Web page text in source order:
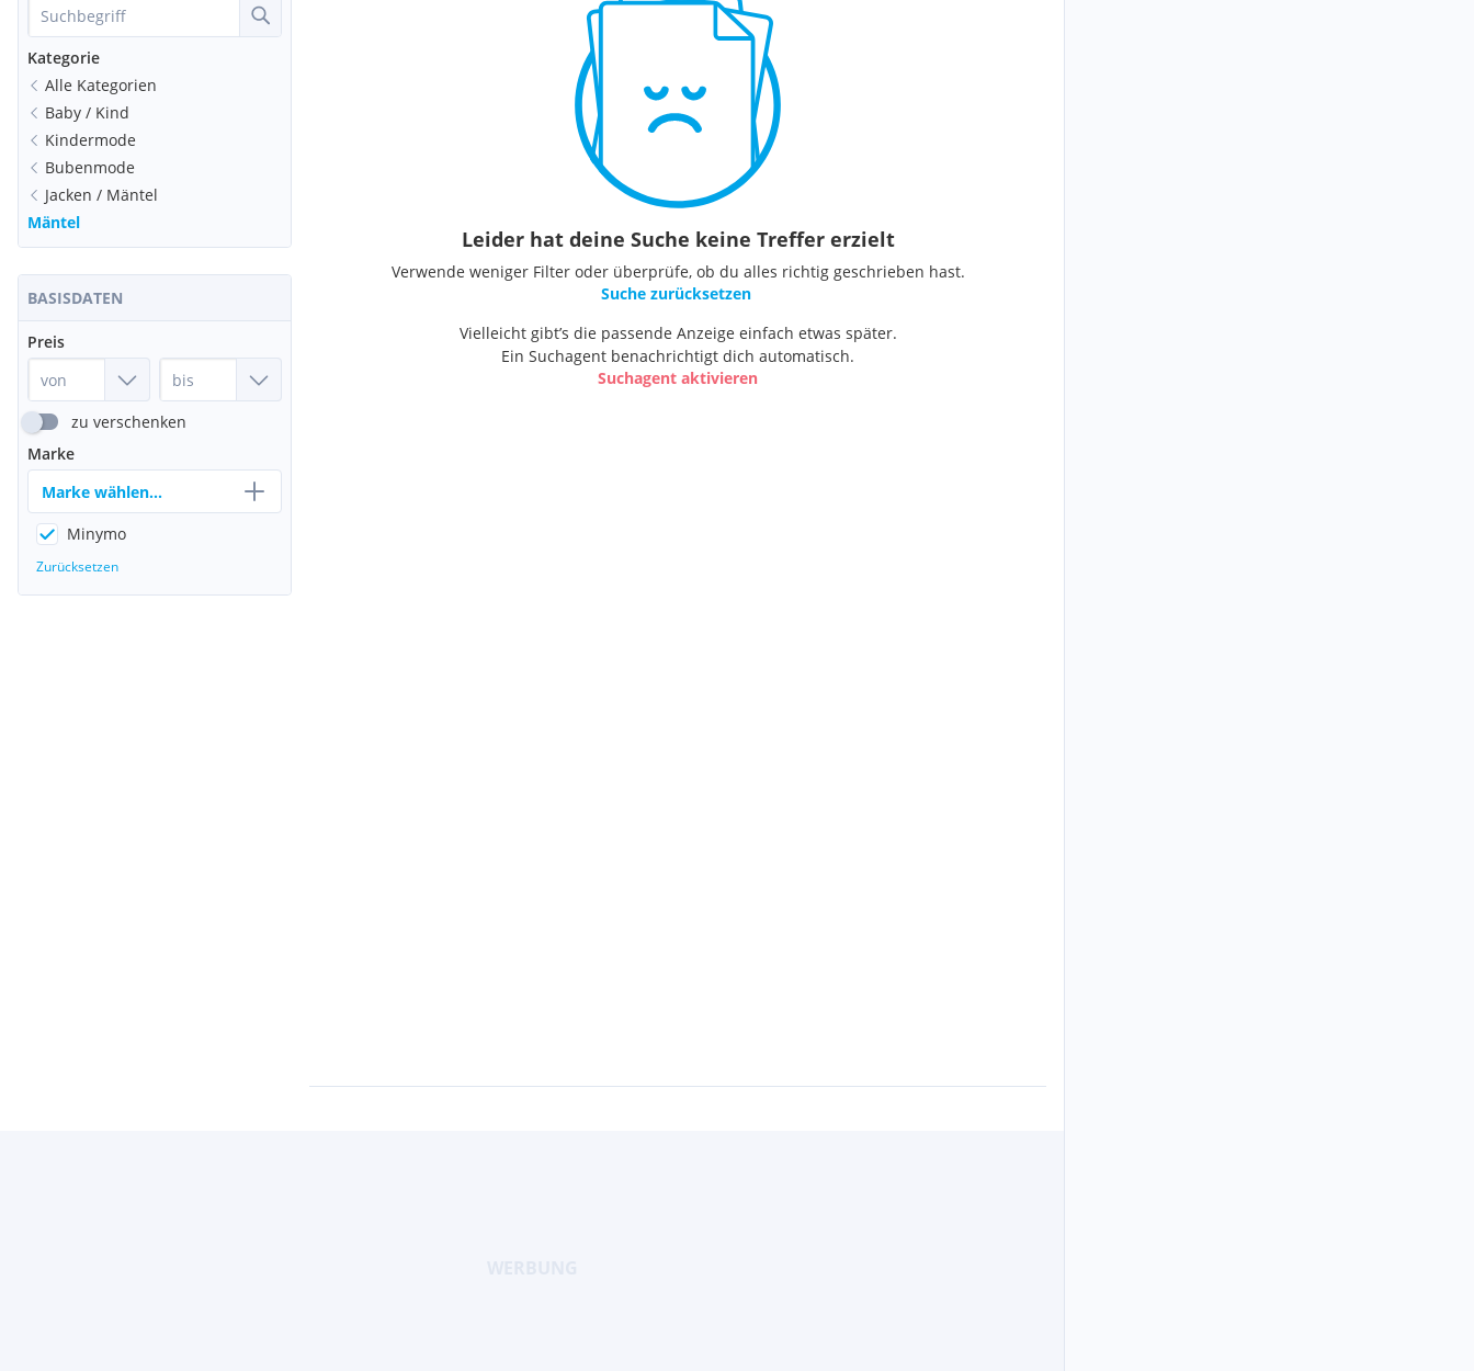
Kategorie
Alle Kategorien
Baby / Kind
Kindermode
Bubenmode
Jacken / Mäntel
Mäntel
BASISDATEN
Preis
zu verschenken
Marke
Marke wählen...
Minymo
Zurücksetzen
Leider hat deine Suche keine Treffer erzielt
Verwende weniger Filter oder überprüfe, ob du alles richtig geschrieben hast.
Suche zurücksetzen
Vielleicht gibt’s die passende Anzeige einfach etwas später.
Ein Suchagent benachrichtigt dich automatisch.
Suchagent aktivieren